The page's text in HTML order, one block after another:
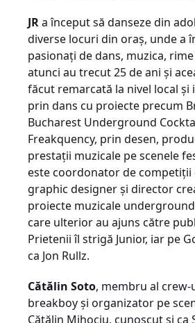
JRa început să danseze din
diverse locuri din oraș, unde a
pasionați de dans, muzica,
atunci au trecut 25 de ani și
făcut remarcată la nivel local și
prin dans cu proiecte precum
Bucharest Underground
Freakquency, prin desen,
prestații muzicale pe scenele
este coordonator de competiții
graphic designer și director
proiecte muzicale
care ulterior au ajuns către
Prietenii îl strigă Junior, iar pe
ca Jon Rullz.
Cătălin Soto, membru al crew-
breakboy și organizator pe
Cătălin Mihociu, cunoscut și ca